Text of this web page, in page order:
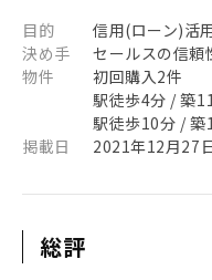
目的
信用(ローン)活
決め手
セールスの信頼
物件
初回購入2件
駅徒歩4分 / 築
駅徒歩10分 / 築
掲載日
2021年12月27
総評